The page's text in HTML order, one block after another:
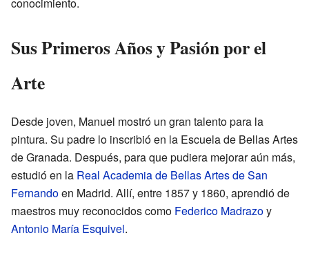
conocimiento.
Sus Primeros Años y Pasión por el
Arte
Desde joven, Manuel mostró un gran talento para la
pintura. Su padre lo inscribió en la Escuela de Bellas Artes
de Granada. Después, para que pudiera mejorar aún más,
estudió en la Real Academia de Bellas Artes de San
Fernandoen Madrid. Allí, entre 1857 y 1860, aprendió de
maestros muy reconocidos como Federico Madrazoy
Antonio María Esquivel.